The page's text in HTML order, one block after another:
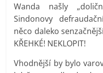
Wanda našly
Sindonovy
něco daleko
KŘEHKÉ! NEKLOPIT!
Vhodnější by bylo